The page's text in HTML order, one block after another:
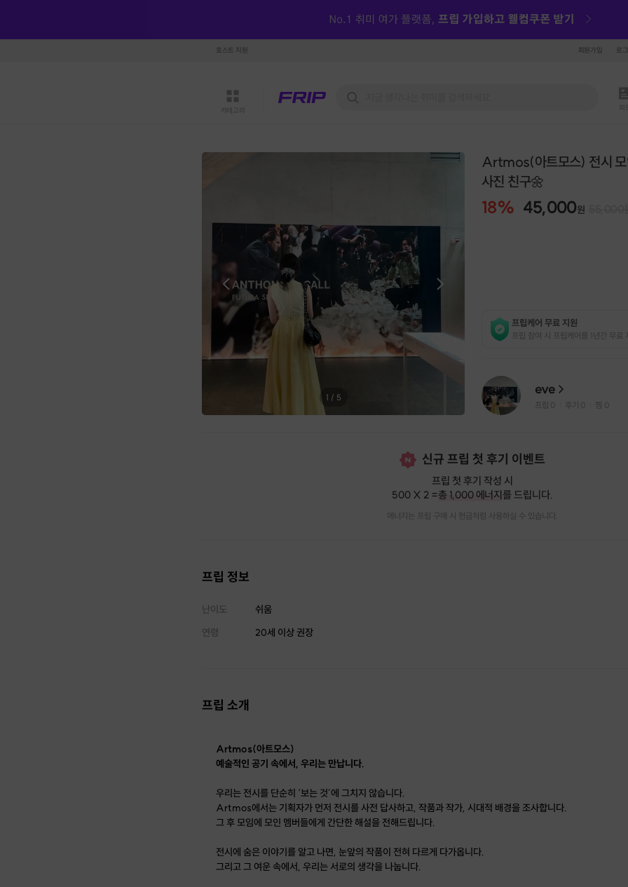
호스트 지원 회원가입 로
카테고리
1 / 5
Artmos(아트모스) 전시 모
사진 친구🌼
18% 45,000원
프립케어 무료 지원
프립 참여 시 프립케어를 1년간 무료
eve
프립 0 후기 0 찜 0
신규 프립 첫 후기 이벤트
프립 첫 후기 작성 시
500 X 2 =총 1,000 에너지를 드립니다.
에너지는 프립 구매 시 현금처럼 사용하실 수 있습니다.
프립 정보
난이도
쉬움
연령
20세 이상 권장
프립 소개
Artmos(아트모스)
예술적인 공기 속에서, 우리는 만납니다.
우리는 전시를 단순히 ‘보는 것’에 그치지 않습니다.
Artmos에서는 기획자가 먼저 전시를 사전 답사하고, 작품과 작가, 시대적 배경을 조사합니다.
그 후 모임에 모인 멤버들에게 간단한 해설을 전해드립니다.
전시에 숨은 이야기를 알고 나면, 눈앞의 작품이 전혀 다르게 다가옵니다.
그리고 그 여운 속에서, 우리는 서로의 생각을 나눕니다.